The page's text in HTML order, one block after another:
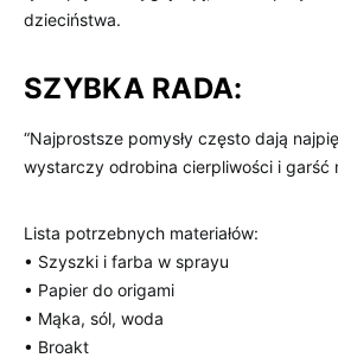
dzieciństwa.
SZYBKA​ RADA:
“Najprostsze pomysły⁣ często dają
wystarczy odrobina cierpliwości i garść
Lista potrzebnych materiałów:
• Szyszki i farba w ‍sprayu
•⁢ Papier do⁤ origami
• Mąka, sól, woda
• Broakt